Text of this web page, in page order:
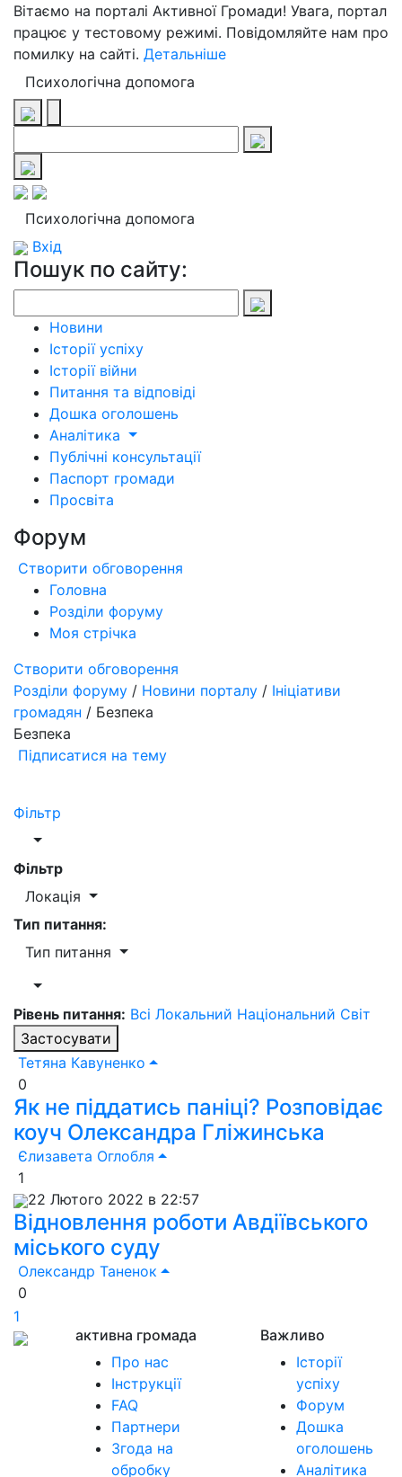
Вітаємо на порталі Активної Громади! Увага, портал
працює у тестовому режимі. Повідомляйте нам про
помилку на сайті. Детальніше
Психологічна допомога
Психологічна допомога
Вхід
Пошук по сайту:
Новини
Історії успіху
Історії війни
Питання та відповіді
Дошка оголошень
Аналітика
Публічні консультації
Паспорт громади
Просвіта
Форум
Створити обговорення
Головна
Розділи форуму
Моя стрічка
Створити обговорення
Розділи форуму / Новини порталу / Ініціативи
громадян / Безпека
Безпека
Підписатися на тему
Фільтр
Фільтр
Локація
Тип питання:
Тип питання
Рівень питання: Всі Локальний Національний Світ
Застосувати
Тетяна Кавуненко
0
Як не піддатись паніці? Розповідає
коуч Олександра Гліжинська
Єлизавета Оглобля
1
22 Лютого 2022 в 22:57
Відновлення роботи Авдіївського
міського суду
Олександр Таненок
0
1
активна громада
Про нас
Інструкції
FAQ
Партнери
Згода на
обробку
Важливо
Історії
успіху
Форум
Дошка
оголошень
Аналітика